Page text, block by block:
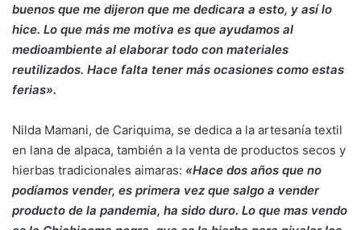
buenos que me dijeron que me dedicara a esto, y así lo
hice. Lo que más me motiva es que ayudamos al
medioambiente al elaborar todo con materiales
reutilizados. Hace falta tener más ocasiones como estas
ferias».
Nilda Mamani, de Cariquima, se dedica a la artesanía textil
en lana de alpaca, también a la venta de productos secos y
hierbas tradicionales aimaras: «Hace dos años que no
podíamos vender, es primera vez que salgo a vender
producto de la pandemia, ha sido duro. Lo que mas vendo